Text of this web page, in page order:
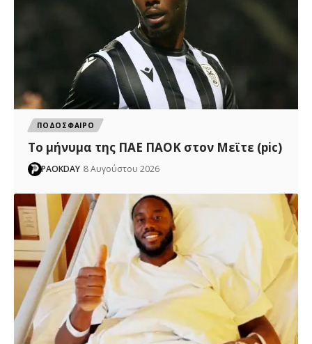
ΠΟΔΟΣΦΑΙΡΟ
Το μήνυμα της ΠΑΕ ΠΑΟΚ στον Μεϊτε (pic)
PAOKDAY 8 Αυγούστου 2026